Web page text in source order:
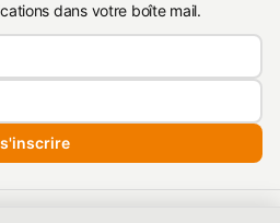
dans votre boîte mail.
s'inscrire